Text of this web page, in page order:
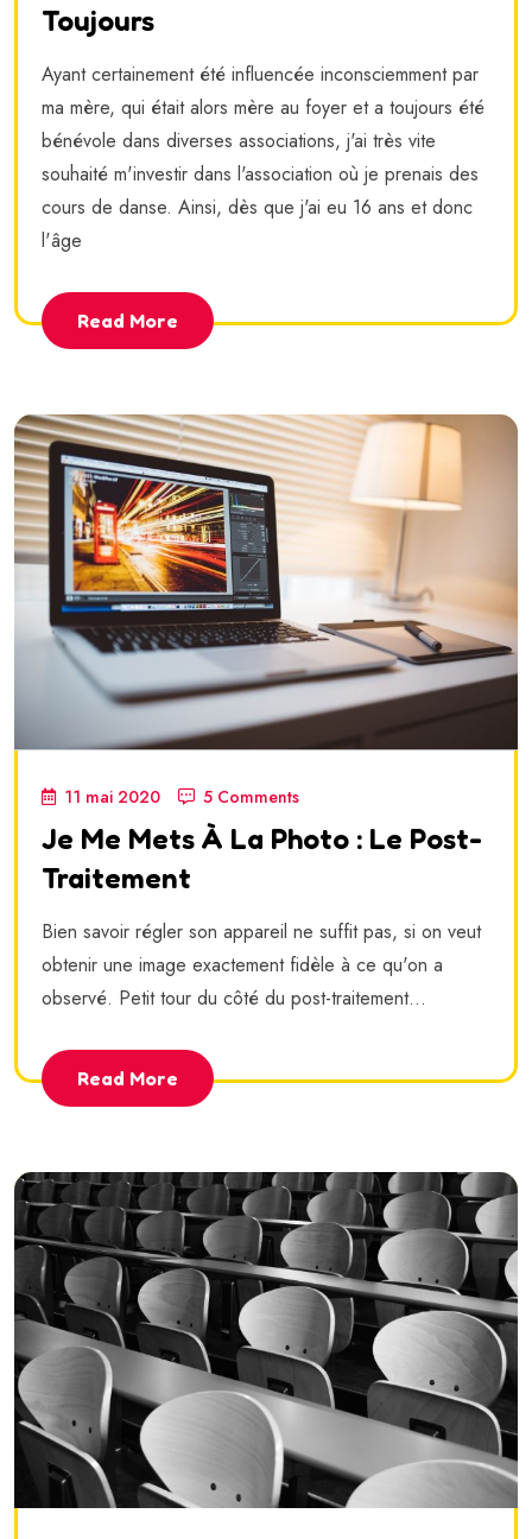
Toujours
Ayant certainement été influencée inconsciemment par
ma mère, qui était alors mère au foyer et a toujours été
bénévole dans diverses associations, j'ai très vite
souhaité m'investir dans l'association où je prenais des
cours de danse. Ainsi, dès que j'ai eu 16 ans et donc
l'âge
Read More
11 mai 2020 5 Comments
Je Me Mets À La Photo : Le Post-
Traitement
Bien savoir régler son appareil ne suffit pas, si on veut
obtenir une image exactement fidèle à ce qu'on a
observé. Petit tour du côté du post-traitement...
Read More